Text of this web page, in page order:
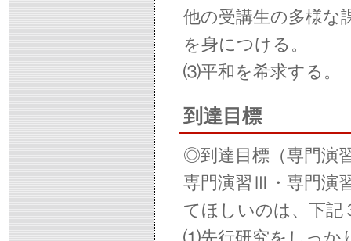
他の受講生の多様な
を身につける。
⑶平和を希求する。
到達目標
◎到達目標（専門演
専門演習Ⅲ・専門演
てほしいのは、下記